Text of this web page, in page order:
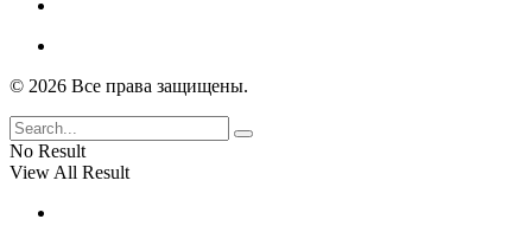
© 2026 Все права защищены.
No Result
View All Result